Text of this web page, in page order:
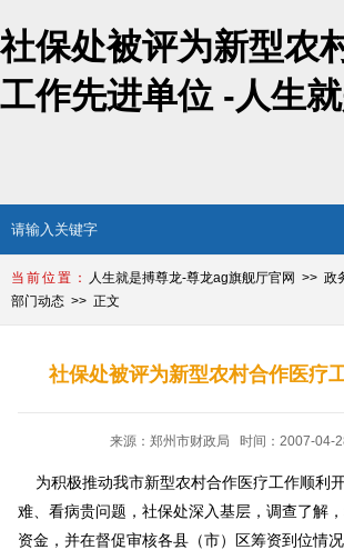
社保处被评为新型农
工作先进单位 -人生
人生就是搏尊龙-尊龙ag旗舰厅官网
政
部门动态
正文
社保处被评为新型农村合作医疗
来源：郑州市财政局 时间：2007-04-
为积极推动我市新型农村合作医疗工作顺利
难、看病贵问题，社保处深入基层，调查了解
资金，并在督促审核各县（市）区筹资到位情